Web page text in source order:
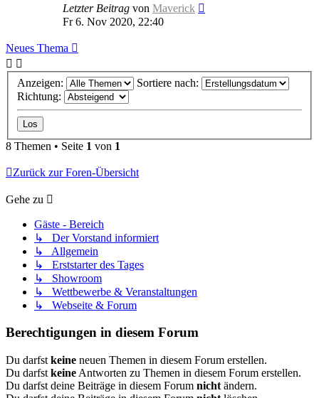
Letzter Beitrag von Maverick
Fr 6. Nov 2020, 22:40
Neues Thema
Anzeigen:
Sortiere nach:
Richtung:
8 Themen • Seite 1 von 1
Zurück zur Foren-Übersicht
Gehe zu
Gäste - Bereich
↳ Der Vorstand informiert
↳ Allgemein
↳ Erststarter des Tages
↳ Showroom
↳ Wettbewerbe & Veranstaltungen
↳ Webseite & Forum
Berechtigungen in diesem Forum
Du darfst keine neuen Themen in diesem Forum erstellen.
Du darfst keine Antworten zu Themen in diesem Forum erstellen.
Du darfst deine Beiträge in diesem Forum nicht ändern.